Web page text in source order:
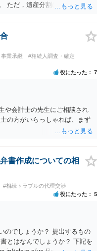
ただ，遺産分割により，母の
業承継
#相続人調査・確定
役にたった 7
や会計士の先生にご相談され
の方がいらっしゃれば、まず
書作成についての相
#相続トラブルの代理交渉
役にたった 5
のでしょうか？ 提出するもの
とはなんでしょうか？ 下記を